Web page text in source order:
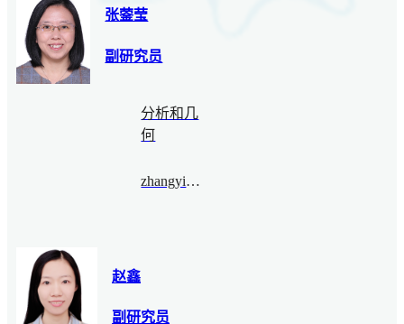
张蓥莹
副研究员
分析和几
何
zhangyingying@bimsa.cn
赵鑫
副研究员